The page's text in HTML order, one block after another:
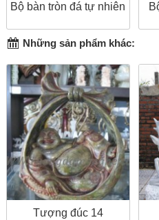
Bộ bàn tròn đá tự nhiên
Những sản phẩm khác:
Tượng đúc 14